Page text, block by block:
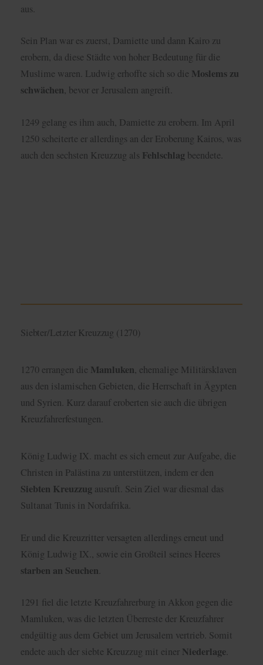
aus.
Sein Plan war es zuerst, Damiette und dann Kairo zu
erobern, da diese Städte von hoher Bedeutung für die
Muslime waren. Ludwig erhoffte sich so die Moslems zu
schwächen, bevor er Jerusalem angreift.
1249 gelang es ihm auch, Damiette zu erobern. Im April
1250 scheiterte er allerdings an der Eroberung Kairos, was
auch den sechsten Kreuzzug als Fehlschlag beendete.
Siebter/Letzter Kreuzzug (1270)
1270 errangen die Mamluken, ehemalige Militärsklaven
aus den islamischen Gebieten, die Herrschaft in Ägypten
und Syrien. Kurz darauf eroberten sie auch die übrigen
Kreuzfahrerfestungen.
König Ludwig IX. macht es sich erneut zur Aufgabe, die
Christen in Palästina zu unterstützen, indem er den
Siebten Kreuzzug ausruft. Sein Ziel war diesmal das
Sultanat Tunis in Nordafrika.
Er und die Kreuzritter versagten allerdings erneut und
König Ludwig IX., sowie ein Großteil seines Heeres
starben an Seuchen
1291 fiel die letzte Kreuzfahrerburg in Akkon gegen die
Mamluken, was die letzten Überreste der Kreuzfahrer
endgültig aus dem Gebiet um Jerusalem vertrieb. Somit
endete auch der siebte Kreuzzug mit einer Niederlage